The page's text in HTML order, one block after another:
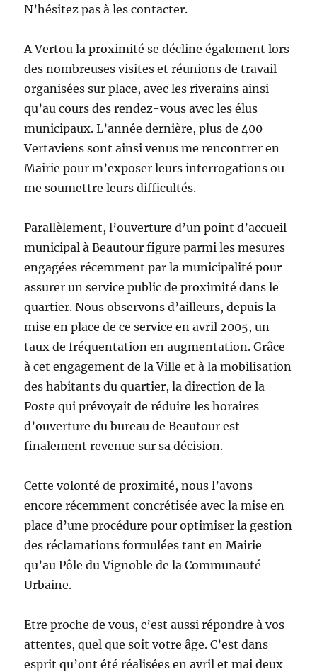
N’hésitez pas à les contacter.
A Vertou la proximité se décline également lors
des nombreuses visites et réunions de travail
organisées sur place, avec les riverains ainsi
qu’au cours des rendez-vous avec les élus
municipaux. L’année dernière, plus de 400
Vertaviens sont ainsi venus me rencontrer en
Mairie pour m’exposer leurs interrogations ou
me soumettre leurs difficultés.
Parallèlement, l’ouverture d’un point d’accueil
municipal à Beautour figure parmi les mesures
engagées récemment par la municipalité pour
assurer un service public de proximité dans le
quartier. Nous observons d’ailleurs, depuis la
mise en place de ce service en avril 2005, un
taux de fréquentation en augmentation. Grâce
à cet engagement de la Ville et à la mobilisation
des habitants du quartier, la direction de la
Poste qui prévoyait de réduire les horaires
d’ouverture du bureau de Beautour est
finalement revenue sur sa décision.
Cette volonté de proximité, nous l’avons
encore récemment concrétisée avec la mise en
place d’une procédure pour optimiser la gestion
des réclamations formulées tant en Mairie
qu’au Pôle du Vignoble de la Communauté
Urbaine.
Etre proche de vous, c’est aussi répondre à vos
attentes, quel que soit votre âge. C’est dans
esprit qu’ont été réalisées en avril et mai deux